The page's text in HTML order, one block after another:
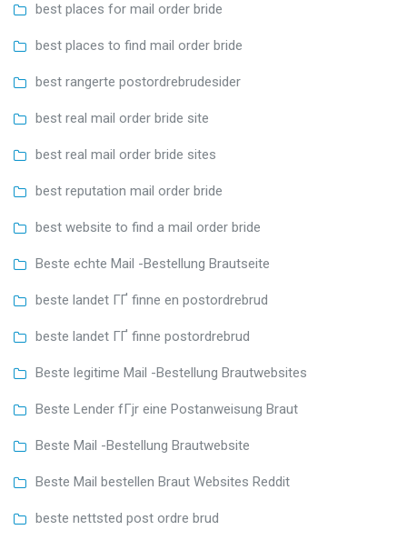
best places for mail order bride
best places to find mail order bride
best rangerte postordrebrudesider
best real mail order bride site
best real mail order bride sites
best reputation mail order bride
best website to find a mail order bride
Beste echte Mail -Bestellung Brautseite
beste landet ГҐ finne en postordrebrud
beste landet ГҐ finne postordrebrud
Beste legitime Mail -Bestellung Brautwebsites
Beste Lender fГјr eine Postanweisung Braut
Beste Mail -Bestellung Brautwebsite
Beste Mail bestellen Braut Websites Reddit
beste nettsted post ordre brud